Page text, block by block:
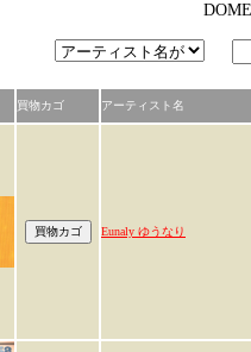
買物カゴ アーティスト名
Eunaly ゆうなり